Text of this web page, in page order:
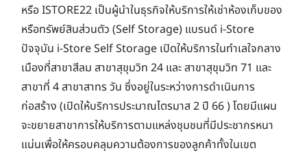
หรือ ISTORE22 เป็นผู้นำในธุรกิจให้บริการให้เช่าห้องเก็บของ
หรือทรัพย์สินส่วนตัว (Self Storage) แบรนด์ i-Store
ปัจจุบัน i-Store Self Storage เปิดให้บริการในทำเลใจกลาง
เมืองที่สาขาสีลม สาขาสุขุมวิท 24 และ สาขาสุขุมวิท 71 และ
สาขาที่ 4 สาขาสาทร วัน ซึ่งอยู่ในระหว่างการดำเนินการ
ก่อสร้าง (เปิดให้บริการประมาณไตรมาส 2 ปี 66 ) โดยมีแผน
จะขยายสาขาการให้บริการตามแหล่งชุมชนที่มีประชากรหนา
แน่นเพื่อให้ครอบคลุมความต้องการของลูกค้าทั้งในเขต